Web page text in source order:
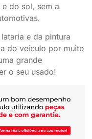
do sol, sem a
e da pintura
do veículo por muito
grande
o seu usado!